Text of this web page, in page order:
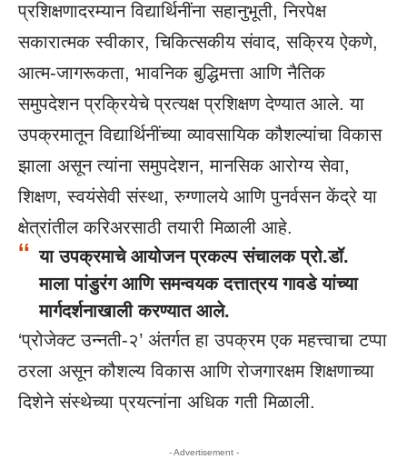
प्रशिक्षणादरम्यान विद्यार्थिनींना सहानुभूती, निरपेक्ष
सकारात्मक स्वीकार, चिकित्सकीय संवाद, सक्रिय ऐकणे,
आत्म-जागरूकता, भावनिक बुद्धिमत्ता आणि नैतिक
समुपदेशन प्रक्रियेचे प्रत्यक्ष प्रशिक्षण देण्यात आले. या
उपक्रमातून विद्यार्थिनींच्या व्यावसायिक कौशल्यांचा विकास
झाला असून त्यांना समुपदेशन, मानसिक आरोग्य सेवा,
शिक्षण, स्वयंसेवी संस्था, रुग्णालये आणि पुनर्वसन केंद्रे या
क्षेत्रांतील करिअरसाठी तयारी मिळाली आहे.
या उपक्रमाचे आयोजन प्रकल्प संचालक प्रो.डॉ.
माला पांडुरंग आणि समन्वयक दत्तात्रय गावडे यांच्या
मार्गदर्शनाखाली करण्यात आले.
‘प्रोजेक्ट उन्नती-२’ अंतर्गत हा उपक्रम एक महत्त्वाचा टप्पा
ठरला असून कौशल्य विकास आणि रोजगारक्षम शिक्षणाच्या
दिशेने संस्थेच्या प्रयत्नांना अधिक गती मिळाली.
- Advertisement -